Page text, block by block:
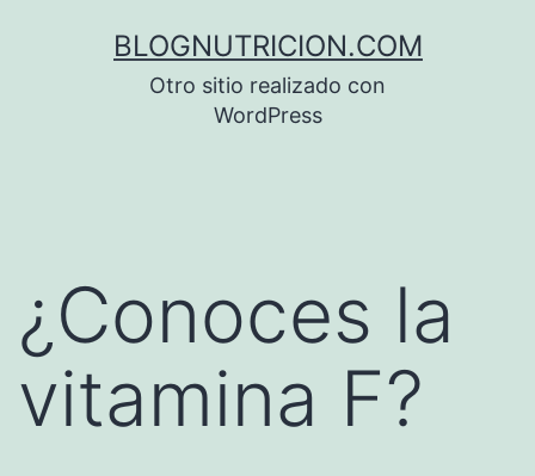
BLOGNUTRICION.COM
Otro sitio realizado con
WordPress
¿Conoces la
vitamina F?